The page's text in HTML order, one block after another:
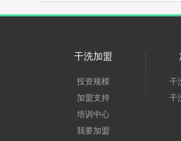
干洗加盟
投资规模
加盟支持
培训中心
我要加盟
干
干